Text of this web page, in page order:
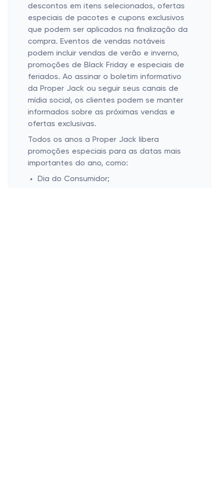
descontos em itens selecionados, ofertas
especiais de pacotes e cupons exclusivos
que podem ser aplicados na finalização da
compra. Eventos de vendas notáveis ​​
podem incluir vendas de verão e inverno,
promoções de Black Friday e especiais de
feriados. Ao assinar o boletim informativo
da Proper Jack ou seguir seus canais de
mídia social, os clientes podem se manter
informados sobre as próximas vendas e
ofertas exclusivas.
Todos os anos a Proper Jack libera
promoções especiais para as datas mais
importantes do ano, como:
Dia do Consumidor;